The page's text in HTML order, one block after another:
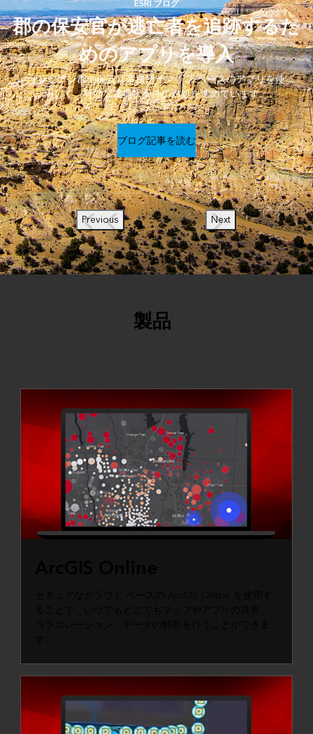
ESRI ブログ
郡の保安官が逃亡者を追跡するた
めのアプリを導入
サンフアン郡の保安官事務所がマップ ベースのアプリを使
用して、有効な逮捕状案件の対処を進めています。
ブログ記事を読む
Previous Next
製品